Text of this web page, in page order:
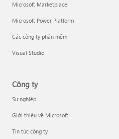
Microsoft Marketplace
Microsoft Power Platform
Các công ty phần mềm
Visual Studio
Công ty
Sự nghiệp
Giới thiệu về Microsoft
Tin tức công ty